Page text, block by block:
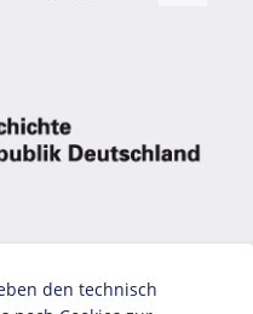
den technisch